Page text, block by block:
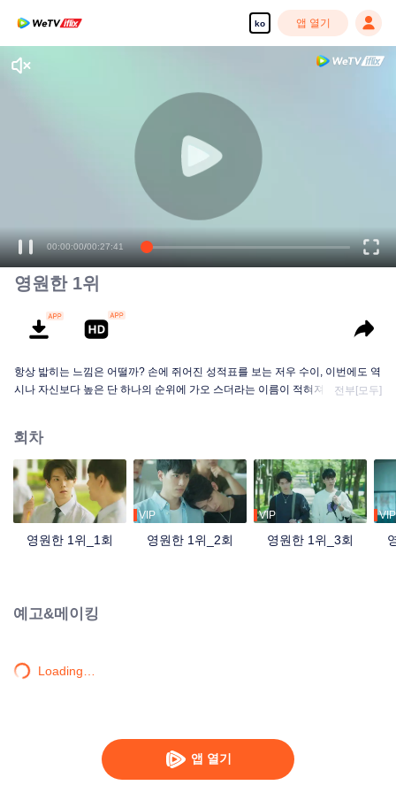
ko 앱 열기
앱 열기
00:00:00/00:27:41
영원한 1위
항상 밟히는 느낌은 어떨까? 손에 쥐어진 성적표를 보는 저우 수이, 이번에도 역
시나 자신보다 높은 단 하나의 순위에 가오 스더라는 이름이 적혀져있다. 저우
위]로 전락한 저우 수이... 어느덧 다가온 고3, 저우 수이는 대학교에 가면 가오
스더를 부딪힐 일이 없을 거라며 몰래 미소를 짓는다. 기쁜 마음으로 대학교에
들어간 저우 수이는 재차 좋아하는 수영부에 가입하며 떠받들리는 삶을 누린다.
하지만 웬걸 졸업 직전에 맞이하는 신입생 대결에서 가오 스더를 볼 줄이야! 가
오 스더의 출연으로 인해 자기가 짝사랑하는 선배 앞에서 우승을 하기는 커녕
고-싶-다! 게다가 그 선배는 자기가 젤 좋아하는 친구랑 사귀고 있는 걸 본 저우
전부[모두]
회차
영원한 1위_1회
VIP
영원한 1위_2회
VIP
영원한 1위_3회
VIP
예고&메이킹
Loading…